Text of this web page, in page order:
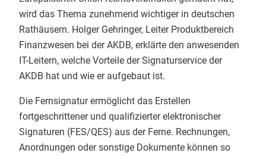
wird das Thema zunehmend wichtiger in deutschen
Rathäusern. Holger Gehringer, Leiter Produktbereich
Finanzwesen bei der AKDB, erklärte den anwesenden
IT-Leitern, welche Vorteile der Signaturservice der
AKDB hat und wie er aufgebaut ist.
Die Fernsignatur ermöglicht das Erstellen
fortgeschrittener und qualifizierter elektronischer
Signaturen (FES/QES) aus der Ferne. Rechnungen,
Anordnungen oder sonstige Dokumente können so